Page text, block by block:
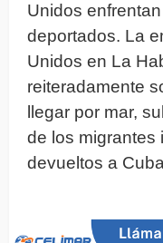
Unidos
deportados. La
Unidos en La
reiteradamente
llegar por mar,
de los migrantes
devueltos a